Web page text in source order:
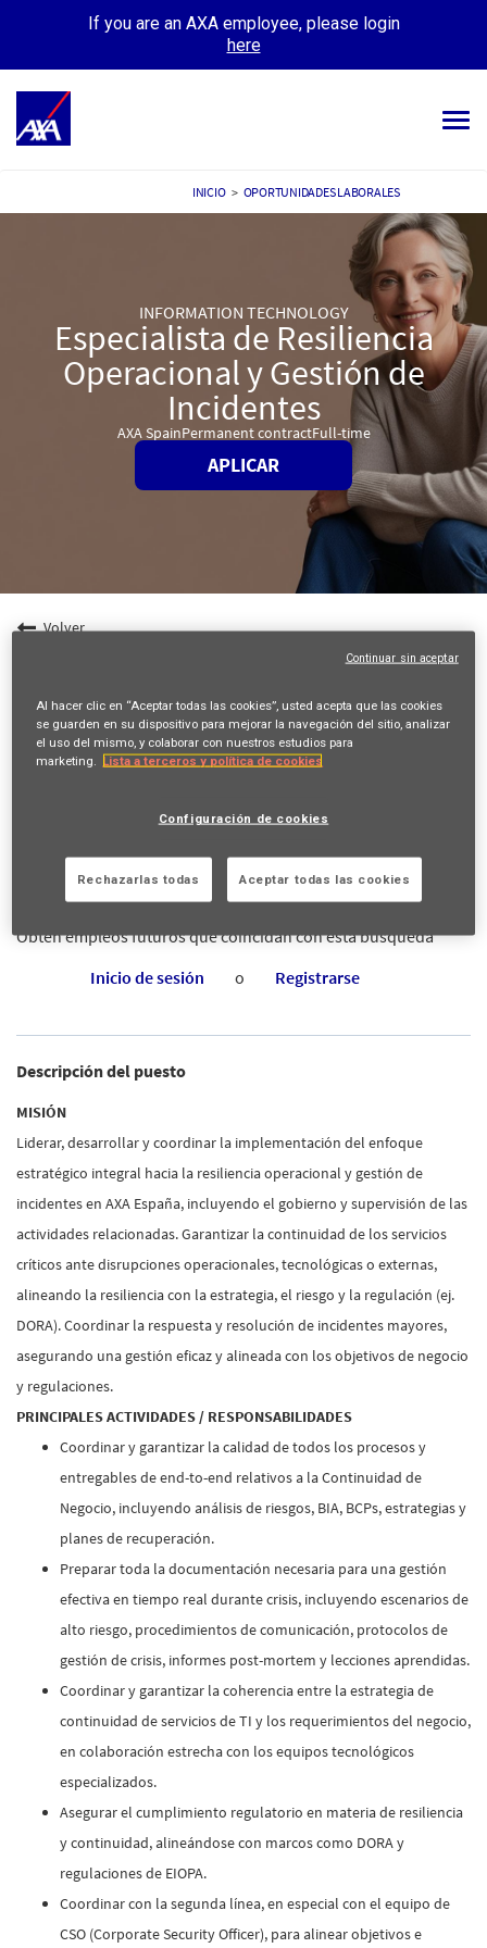
If you are an AXA employee, please login
here
CONOCE A NUESTRA GENTE
MIS APLICACIONES MI PERFIL
INICIO > OPORTUNIDADES LABORALES
INFORMATION TECHNOLOGY
Especialista de Resiliencia
Operacional y Gestión de
Incidentes
AXA SpainPermanent contractFull-time
APLICAR
Volver
Especialista de Resiliencia Operacional y
Gestión de Incidentes
Calle Emilio Vargas 6, MADRID, ES, 28043
INFORMATION TECHNOLOGY
Marcos Angel Pastor
mail_outline
Obtén empleos futuros que coincidan con esta búsqueda
Inicio de sesión
o Registrarse
Descripción del puesto
MISIÓN
Liderar, desarrollar y coordinar la implementación del enfoque
estratégico integral hacia la resiliencia operacional y gestión de
incidentes en AXA España, incluyendo el gobierno y supervisión de las
actividades relacionadas. Garantizar la continuidad de los servicios
críticos ante disrupciones operacionales, tecnológicas o externas,
alineando la resiliencia con la estrategia, el riesgo y la regulación (ej.
DORA). Coordinar la respuesta y resolución de incidentes mayores,
asegurando una gestión eficaz y alineada con los objetivos de negocio
y regulaciones.
PRINCIPALES ACTIVIDADES / RESPONSABILIDADES
Coordinar y garantizar la calidad de todos los procesos y
entregables de end-to-end relativos a la Continuidad de
Negocio, incluyendo análisis de riesgos, BIA, BCPs, estrategias y
planes de recuperación.
Preparar toda la documentación necesaria para una gestión
efectiva en tiempo real durante crisis, incluyendo escenarios de
alto riesgo, procedimientos de comunicación, protocolos de
gestión de crisis, informes post-mortem y lecciones aprendidas.
Coordinar y garantizar la coherencia entre la estrategia de
continuidad de servicios de TI y los requerimientos del negocio,
en colaboración estrecha con los equipos tecnológicos
especializados.
Asegurar el cumplimiento regulatorio en materia de resiliencia
y continuidad, alineándose con marcos como DORA y
regulaciones de EIOPA.
Coordinar con la segunda línea, en especial con el equipo de
CSO (Corporate Security Officer), para alinear objetivos e
Al hacer clic en “Aceptar todas las cookies”, usted acepta que las cookies
se guarden en su dispositivo para mejorar la navegación del sitio, analizar
el uso del mismo, y colaborar con nuestros estudios para
marketing.
Lista a terceros y política de cookies
Configuración de cookies
Rechazarlas todas Aceptar todas las cookies
Continuar sin aceptar